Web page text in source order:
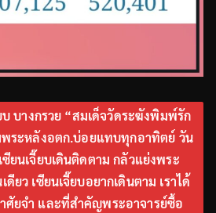
บ บางกรวย “สมเด็จวัดระฆังพิมพ์รัก
พระหลังอตก.บ่อยแทบทุกอาทิตย์ วัน
ซียนเจี๊ยบเดินติดตาม กลัวแย่งพระ
ยว เซียนเจี๊ยบอยากเดินตาม เราได้
ศัยจำ และที่สำคัญพระอาจารย์ซื้อ